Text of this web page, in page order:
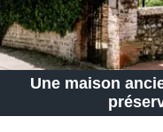
Une maison